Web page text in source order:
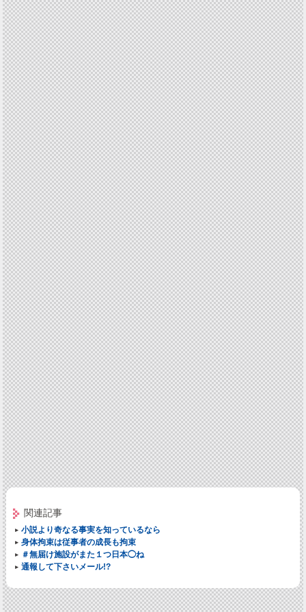
関連記事
小説より奇なる事実を知っているなら
身体拘束は従事者の成長も拘束
＃無届け施設がまた１つ日本◯ね
通報して下さいメール!?